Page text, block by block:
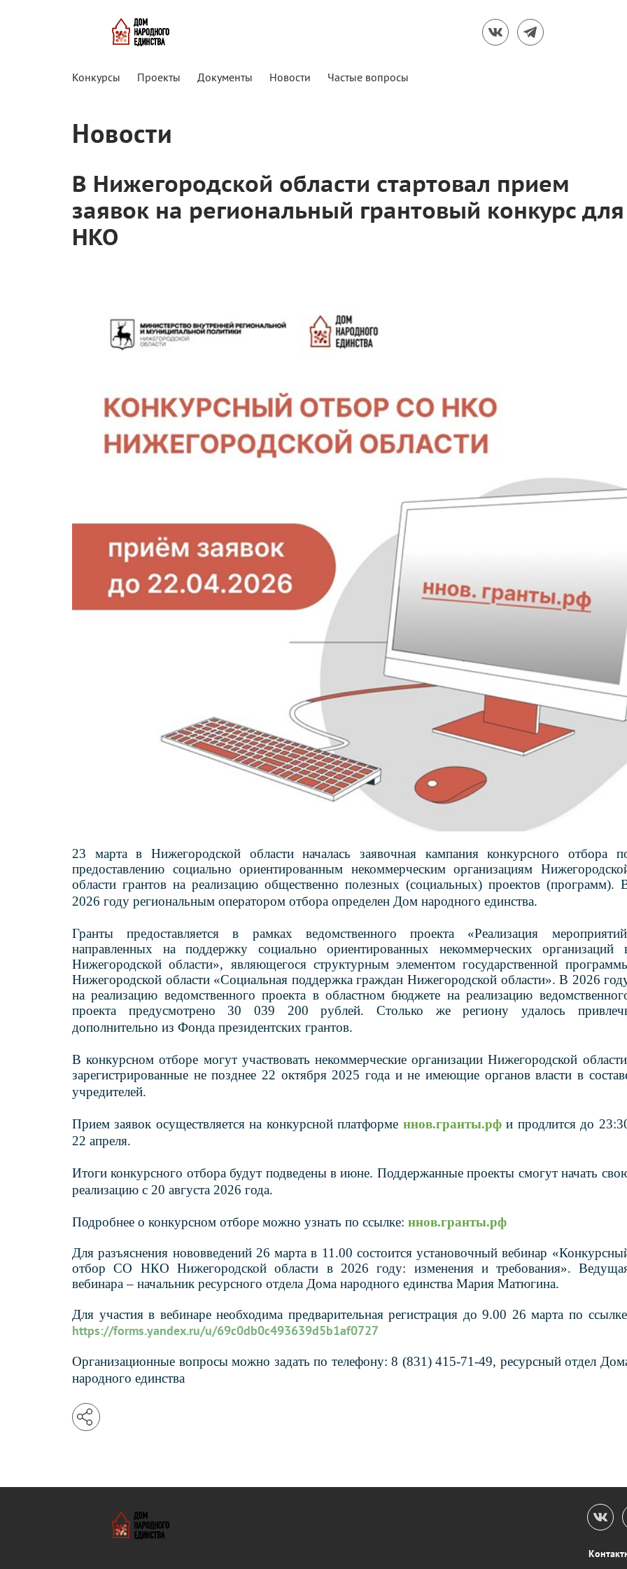
Конкурсы Проекты Документы Новости Частые вопросы
Новости
В Нижегородской области стартовал прием
заявок на региональный грантовый конкурс для
НКО
23 марта в Нижегородской области началась заявочная кампания конкурсного отбора
предоставлению социально ориентированным некоммерческим организациям
области грантов на реализацию общественно полезных (социальных) проектов (программ).
2026 году региональным оператором отбора определен Дом народного единства.
Гранты предоставляется в рамках ведомственного проекта «Реализация
направленных на поддержку социально ориентированных некоммерческих организаций
Нижегородской области», являющегося структурным элементом государственной
Нижегородской области «Социальная поддержка граждан Нижегородской области». В 2026
на реализацию ведомственного проекта в областном бюджете на реализацию
проекта предусмотрено 30 039 200 рублей. Столько же региону удалось
дополнительно из Фонда президентских грантов.
В конкурсном отборе могут участвовать некоммерческие организации Нижегородской
зарегистрированные не позднее 22 октября 2025 года и не имеющие органов власти в
учредителей.
Прием заявок осуществляется на конкурсной платформе ннов.гранты.рфи продлится до
22 апреля.
Итоги конкурсного отбора будут подведены в июне. Поддержанные проекты смогут начать
реализацию с 20 августа 2026 года.
Подробнее о конкурсном отборе можно узнать по ссылке: ннов.гранты.рф
Для разъяснения нововведений 26 марта в 11.00 состоится установочный вебинар
отбор СО НКО Нижегородской области в 2026 году: изменения и требования».
вебинара – начальник ресурсного отдела Дома народного единства Мария Матюгина.
Для участия в вебинаре необходима предварительная регистрация до 9.00 26 марта по
https://forms.yandex.ru/u/69c0db0c493639d5b1af0727
Организационные вопросы можно задать по телефону: 8 (831) 415-71-49, ресурсный отдел
народного единства